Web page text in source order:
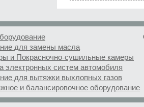
для замены масла
и Покрасночно-сушильные камеры
электронных систем автомобиля
для вытяжки выхлопных газов
и балансировочное оборудование